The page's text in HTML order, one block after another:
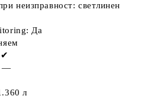
неизправност: светлинен
Да
✔
—
л